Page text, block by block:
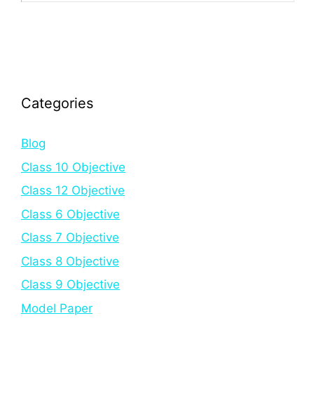
Categories
Blog
Class 10 Objective
Class 12 Objective
Class 6 Objective
Class 7 Objective
Class 8 Objective
Class 9 Objective
Model Paper